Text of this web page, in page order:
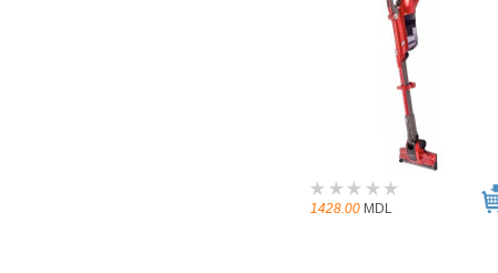
1428.00 MDL